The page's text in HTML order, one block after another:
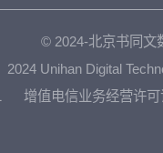
© 2024-北京书同文
2024 Unihan Digital
增值电信业务经营许